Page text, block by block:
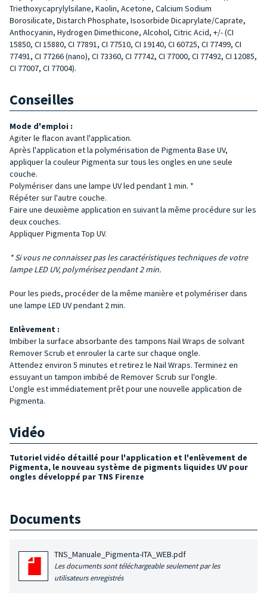
Triethoxycaprylylsilane, Kaolin, Acetone, Calcium Sodium
Borosilicate, Distarch Phosphate, Isosorbide Dicaprylate/Caprate,
Anthocyanin, Hydrogen Dimethicone, Alcohol, Citric Acid, +/- (CI
15850, CI 15880, CI 77891, CI 77510, CI 19140, CI 60725, CI 77499, CI
77491, CI 77266 (nano), CI 73360, CI 77742, CI 77000, CI 77492, CI 12085,
CI 77007, CI 77004).
Conseilles
Mode d'emploi :
Agiter le flacon avant l'application.
Après l'application et la polymérisation de Pigmenta Base UV,
appliquer la couleur Pigmenta sur tous les ongles en une seule
couche.
Polymériser dans une lampe UV led pendant 1 min. *
Répéter sur l'autre couche.
Faire une deuxième application en suivant la même procédure sur les
deux couches.
Appliquer Pigmenta Top UV.
* Si vous ne connaissez pas les caractéristiques techniques de votre
lampe LED UV, polymérisez pendant 2 min.
Pour les pieds, procéder de la même manière et polymériser dans
une lampe LED UV pendant 2 min.
Enlèvement :
Imbiber la surface absorbante des tampons Nail Wraps de solvant
Remover Scrub et enrouler la carte sur chaque ongle.
Attendez environ 5 minutes et retirez le Nail Wraps. Terminez en
essuyant un tampon imbibé de Remover Scrub sur l'ongle.
L'ongle est immédiatement prêt pour une nouvelle application de
Pigmenta.
Vidéo
Tutoriel vidéo détaillé pour l'application et l'enlèvement de
Pigmenta, le nouveau système de pigments liquides UV pour
ongles développé par TNS Firenze
Documents
TNS_Manuale_Pigmenta-ITA_WEB.pdf
Les documents sont téléchargeable seulement par les
utilisateurs enregistrés